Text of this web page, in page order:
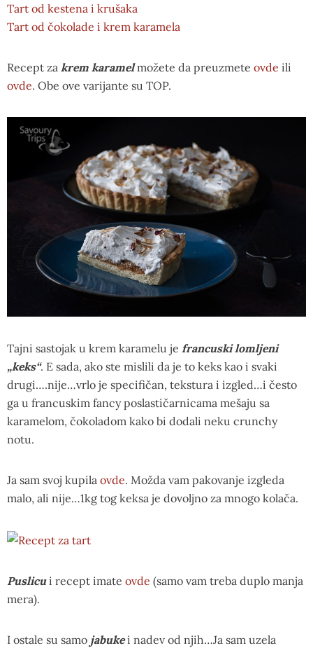
Tart od kestena i krušaka
Tart od čokolade i krem karamela
Recept za krem karamel možete da preuzmete ovde ili
ovde. Obe ove varijante su TOP.
Tajni sastojak u krem karamelu je francuski lomljeni
„keks“. E sada, ako ste mislili da je to keks kao i svaki
drugi….nije…vrlo je specifičan, tekstura i izgled…i često
ga u francuskim fancy poslastičarnicama mešaju sa
karamelom, čokoladom kako bi dodali neku crunchy
notu.
Ja sam svoj kupila ovde. Možda vam pakovanje izgleda
malo, ali nije…1kg tog keksa je dovoljno za mnogo kolača.
Puslicui recept imate ovde (samo vam treba duplo manja
mera).
I ostale su samo jabuke i nadev od njih…Ja sam uzela